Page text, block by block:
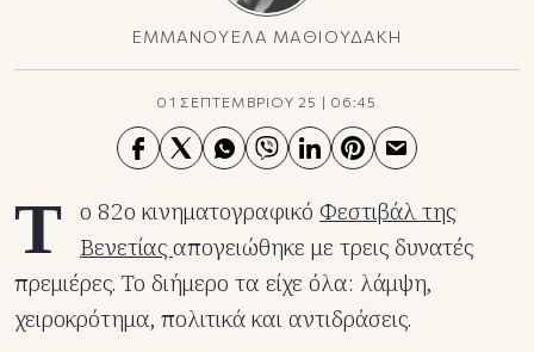
ΕΜΜΑΝΟΥΕΛΑ ΜΑΘΙΟΥΔΑΚΗ
01 ΣΕΠΤΕΜΒΡΙΟΥ 25 | 06:45
Τ ο 82ο κινηματογραφικό Φεστιβάλ της
Βενετίαςαπογειώθηκε με τρεις δυνατές
πρεμιέρες. Το διήμερο τα είχε όλα: λάμψη,
χειροκρότημα, πολιτικά και αντιδράσεις.